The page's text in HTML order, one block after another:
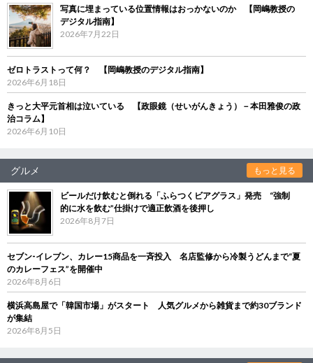
写真に埋まっている位置情報はおっかないのか 【岡嶋教授の
デジタル指南】
2026年7月22日
ゼロトラストって何？ 【岡嶋教授のデジタル指南】
2026年6月18日
きっと大平元首相は泣いている 【政眼鏡（せいがんきょう）－本田雅俊の政
治コラム】
2026年6月10日
グルメ もっと見る
ビールだけ飲むと倒れる「ふらつくビアグラス」発売 “強制
的に水を飲む”仕掛けで適正飲酒を後押し
2026年8月7日
セブン‐イレブン、カレー15商品を一斉投入 名店監修から冷製うどんまで“夏
のカレーフェス”を開催中
2026年8月6日
横浜高島屋で「韓国市場」がスタート 人気グルメから雑貨まで約30ブランド
が集結
2026年8月5日